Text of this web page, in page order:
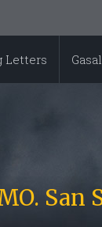
Letters
San